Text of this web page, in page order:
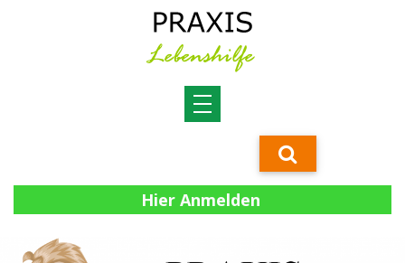
Hier Anmelden